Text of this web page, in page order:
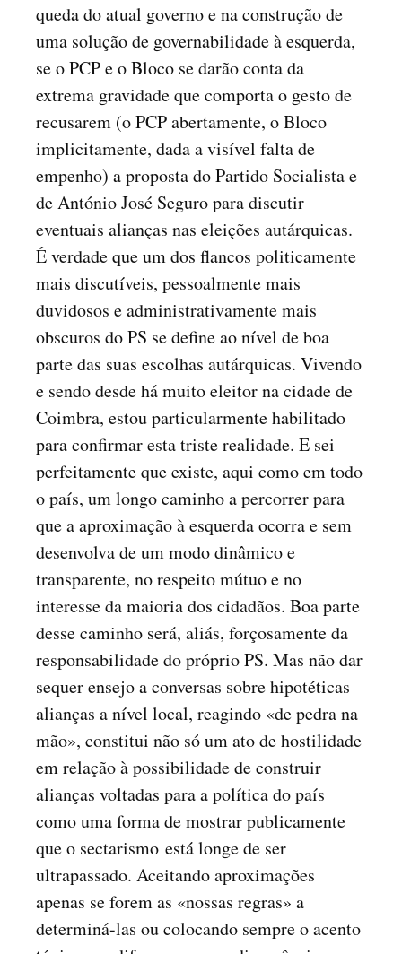
queda do atual governo e na construção de
uma solução de governabilidade à esquerda,
se o PCP e o Bloco se darão conta da
extrema gravidade que comporta o gesto de
recusarem (o PCP abertamente, o Bloco
implicitamente, dada a visível falta de
empenho) a proposta do Partido Socialista e
de António José Seguro para discutir
eventuais alianças nas eleições autárquicas.
É verdade que um dos flancos politicamente
mais discutíveis, pessoalmente mais
duvidosos e administrativamente mais
obscuros do PS se define ao nível de boa
parte das suas escolhas autárquicas. Vivendo
e sendo desde há muito eleitor na cidade de
Coimbra, estou particularmente habilitado
para confirmar esta triste realidade. E sei
perfeitamente que existe, aqui como em todo
o país, um longo caminho a percorrer para
que a aproximação à esquerda ocorra e sem
desenvolva de um modo dinâmico e
transparente, no respeito mútuo e no
interesse da maioria dos cidadãos. Boa parte
desse caminho será, aliás, forçosamente da
responsabilidade do próprio PS. Mas não dar
sequer ensejo a conversas sobre hipotéticas
alianças a nível local, reagindo «de pedra na
mão», constitui não só um ato de hostilidade
em relação à possibilidade de construir
alianças voltadas para a política do país
como uma forma de mostrar publicamente
que o sectarismo está longe de ser
ultrapassado. Aceitando aproximações
apenas se forem as «nossas regras» a
determiná-las ou colocando sempre o acento